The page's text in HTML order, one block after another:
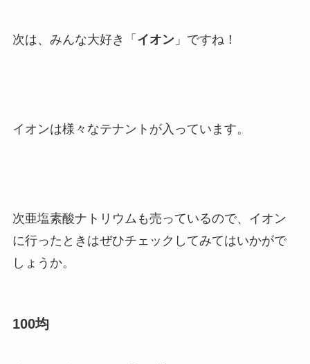
次は、みんな大好き「 イオン」ですね！
イオンは様々なテナントが入っています。
次亜塩素酸ナトリウムも売っているので、イオン
に行ったときはぜひチェックしてみてはいかがで
しょうか。
100均